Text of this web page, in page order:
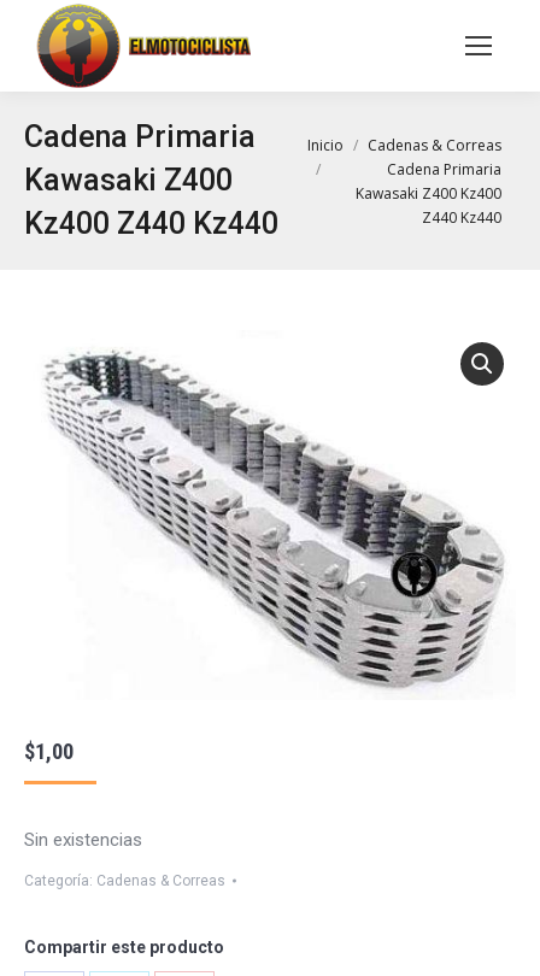
Buscar:
Cadena Primaria
Kawasaki Z400
Kz400 Z440 Kz440
Estás aquí:
Inicio
Cadenas & Correas
Cadena Primaria
Kawasaki Z400 Kz400
Z440 Kz440
$1,00
Sin existencias
Categoría: Cadenas & Correas
Compartir este producto